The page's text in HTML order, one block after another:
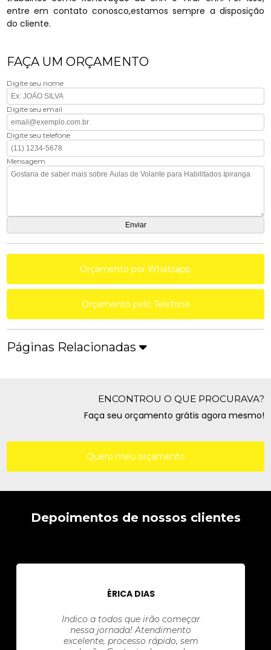
entre em contato conosco,estamos sempre a disposição
do cliente.
FAÇA UM ORÇAMENTO
Digite seu nome
Digite seu email
Digite seu telefone
Mensagem
Orçamento por Whatsapp
Orçamento pelo Telefone
Páginas Relacionadas
ENCONTROU O QUE PROCURAVA?
Faça seu orçamento grátis agora mesmo!
Quero meu orçamento
Depoimentos de nossos clientes
ÉRICA DIAS
Indico a todos que irão começar
nessa jornada! Atendimento
excelente, processo rápido, sem